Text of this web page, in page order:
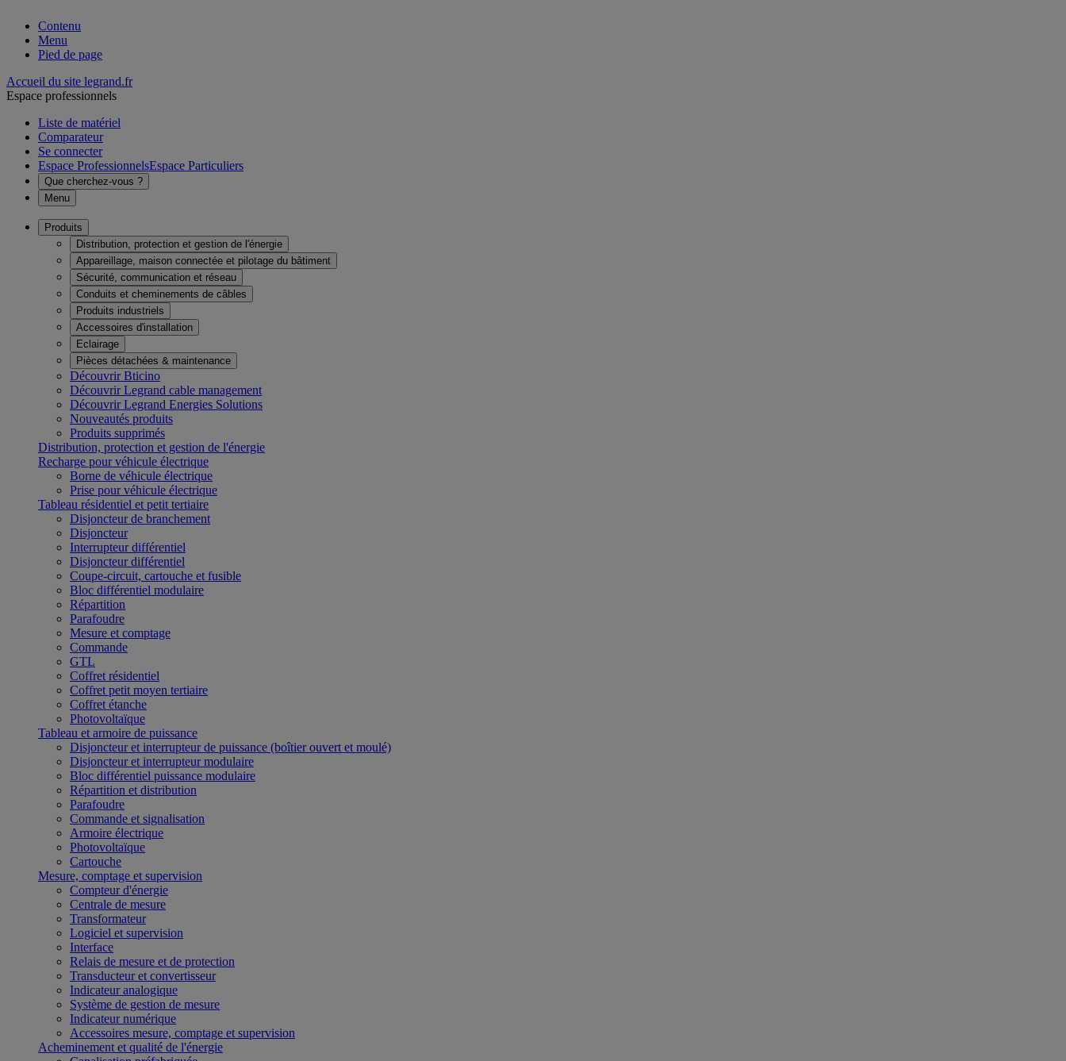
Contenu
Menu
Pied de page
Accueil du site legrand.fr
Espace professionnels
Liste de matériel
Comparateur
Se connecter
Espace ProfessionnelsEspace Particuliers
Que cherchez-vous ?
Menu
Produits
Distribution, protection et gestion de l'énergie
Appareillage, maison connectée et pilotage du bâtiment
Sécurité, communication et réseau
Conduits et cheminements de câbles
Produits industriels
Accessoires d'installation
Eclairage
Pièces détachées & maintenance
Découvrir Bticino
Découvrir Legrand cable management
Découvrir Legrand Energies Solutions
Nouveautés produits
Produits supprimés
Distribution, protection et gestion de l'énergie
Recharge pour véhicule électrique
Borne de véhicule électrique
Prise pour véhicule électrique
Tableau résidentiel et petit tertiaire
Disjoncteur de branchement
Disjoncteur
Interrupteur différentiel
Disjoncteur différentiel
Coupe-circuit, cartouche et fusible
Bloc différentiel modulaire
Répartition
Parafoudre
Mesure et comptage
Commande
GTL
Coffret résidentiel
Coffret petit moyen tertiaire
Coffret étanche
Photovoltaïque
Tableau et armoire de puissance
Disjoncteur et interrupteur de puissance (boîtier ouvert et moulé)
Disjoncteur et interrupteur modulaire
Bloc différentiel puissance modulaire
Répartition et distribution
Parafoudre
Commande et signalisation
Armoire électrique
Photovoltaïque
Cartouche
Mesure, comptage et supervision
Compteur d'énergie
Centrale de mesure
Transformateur
Logiciel et supervision
Interface
Relais de mesure et de protection
Transducteur et convertisseur
Indicateur analogique
Système de gestion de mesure
Indicateur numérique
Accessoires mesure, comptage et supervision
Acheminement et qualité de l'énergie